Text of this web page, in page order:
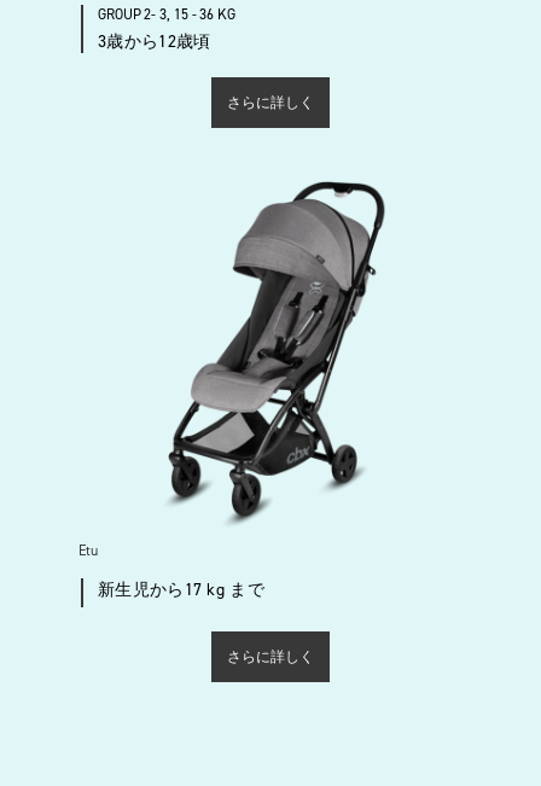
GROUP 2- 3, 15 - 36 KG
3歳から12歳頃
さらに詳しく
Etu
新生児から17 kg まで
さらに詳しく